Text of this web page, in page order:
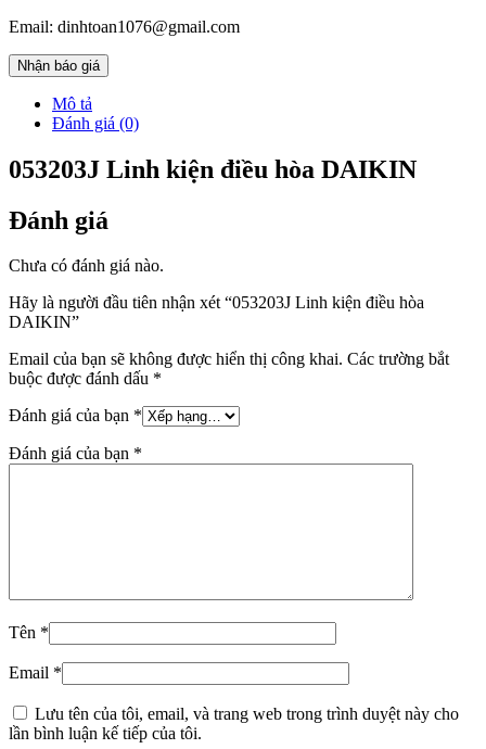
Email: dinhtoan1076@gmail.com
Nhận báo giá
Mô tả
Đánh giá (0)
053203J Linh kiện điều hòa DAIKIN
Đánh giá
Chưa có đánh giá nào.
Hãy là người đầu tiên nhận xét “053203J Linh kiện điều hòa
DAIKIN”
Email của bạn sẽ không được hiển thị công khai. Các trường bắt
buộc được đánh dấu *
Đánh giá của bạn *
Đánh giá của bạn *
Tên *
Email *
Lưu tên của tôi, email, và trang web trong trình duyệt này cho
lần bình luận kế tiếp của tôi.